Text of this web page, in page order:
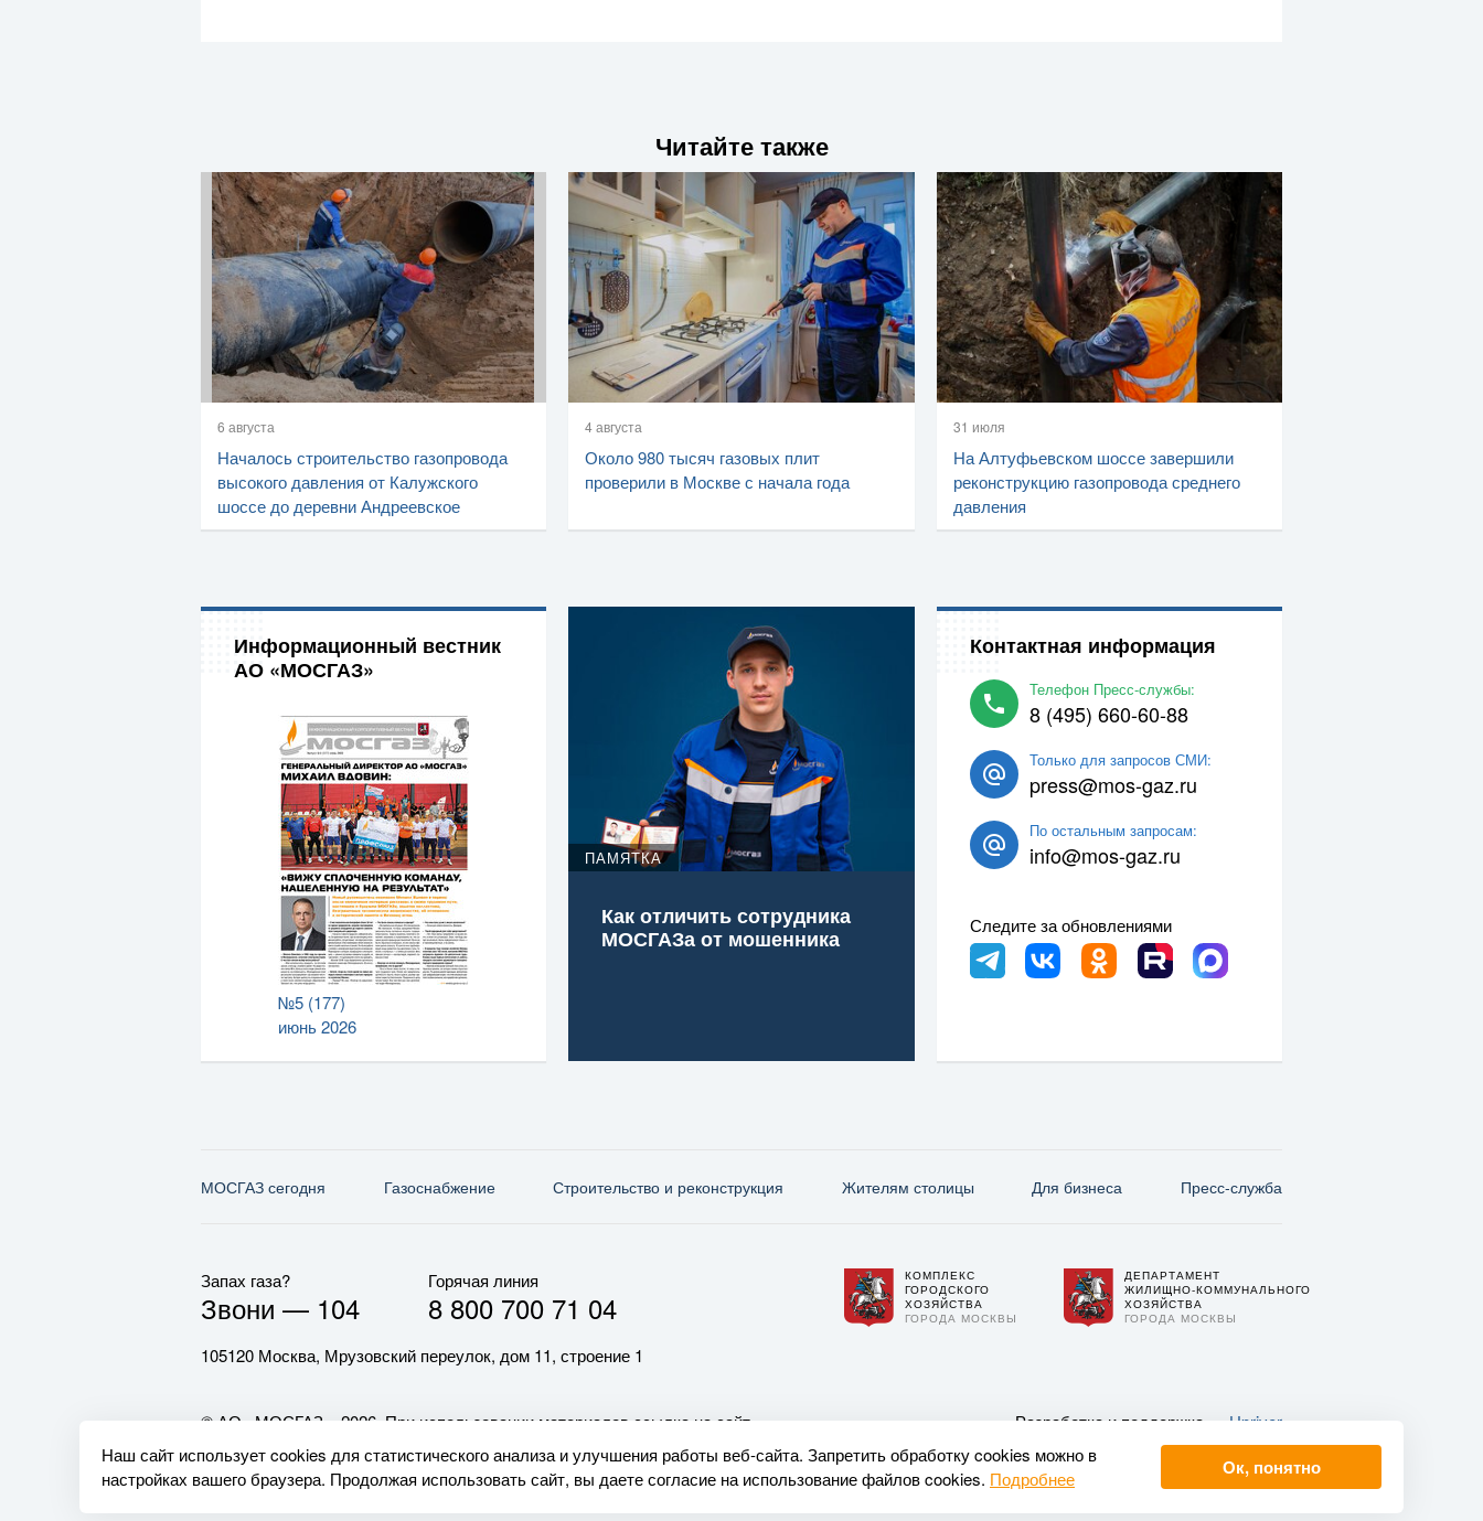
Читайте также
6 августа
Началось строительство газопровода
высокого давления от Калужского
шоссе до деревни Андреевское
4 августа
Около 980 тысяч газовых плит
проверили в Москве с начала года
31 июля
На Алтуфьевском шоссе завершили
реконструкцию газопровода среднего
давления
Информационный вестник
АО «МОСГАЗ»
№5 (177)
июнь 2026
ПАМЯТКА
Как отличить сотрудника
МОСГАЗа от мошенника
Контактная информация
Телефон Пресс-службы:
8 (495) 660-60-88
Только для запросов СМИ:
press@mos-gaz.ru
По остальным запросам:
info@mos-gaz.ru
Следите за обновлениями
МОСГАЗ сегодня Газо­снабжение Строительство и реконструкция Жителям столицы Для бизнеса Пресс-служба
Запах газа?
Звони — 104
Горячая линия
8 800 700 71 04
105120 Москва, Мрузовский переулок, дом 11, строение 1
КОМПЛЕКС
ГОРОДСКОГО
ХОЗЯЙСТВА
ГОРОДА МОСКВЫ
ДЕПАРТАМЕНТ
ЖИЛИЩНО-КОММУНАЛЬНОГО
ХОЗЯЙСТВА
ГОРОДА МОСКВЫ
© АО «МОСГАЗ», 2026. При использовании материалов ссылка на сайт
обязательна.
Разработка и поддержка — Upriver
Наш сайт использует cookies для статистического анализа и улучшения работы веб-сайта. Запретить обработку cookies можно в
настройках вашего браузера. Продолжая использовать сайт, вы даете согласие на использование файлов cookies. Подробнее Ок, понятно